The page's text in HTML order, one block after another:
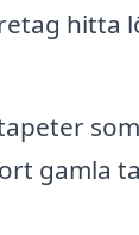
hitta
gamla